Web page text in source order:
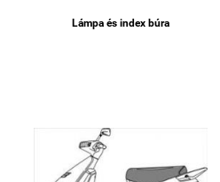
Lámpa és index búra